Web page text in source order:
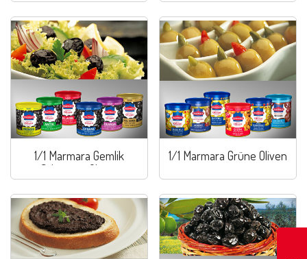
1/1 Marmara Gemlik
Schwarze Oliven
1/1 Marmara Grüne Oliven